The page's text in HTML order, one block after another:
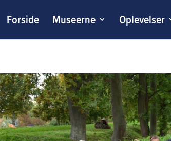
Forside Museerne Oplevelser